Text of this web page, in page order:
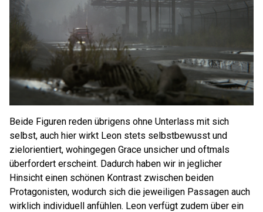
Beide Figuren reden übrigens ohne Unterlass mit sich
selbst, auch hier wirkt Leon stets selbstbewusst und
zielorientiert, wohingegen Grace unsicher und oftmals
überfordert erscheint. Dadurch haben wir in jeglicher
Hinsicht einen schönen Kontrast zwischen beiden
Protagonisten, wodurch sich die jeweiligen Passagen auch
wirklich individuell anfühlen. Leon verfügt zudem über ein